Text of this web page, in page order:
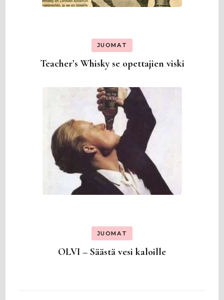
JUOMAT
Teacher’s Whisky se opettajien viski
JUOMAT
OLVI – Säästä vesi kaloille